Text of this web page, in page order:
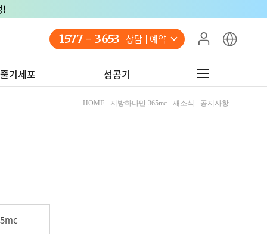
!
1577 - 3653 상담 예약
기세포 성공기
HOME - 지방하나만 365mc - 새소식 - 공지사항